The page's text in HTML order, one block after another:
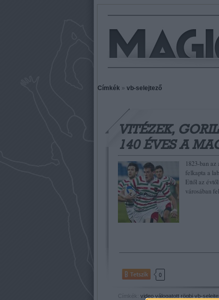
Címkék » vb-selejtező
VITÉZEK,
140 ÉVES A
1823-ban
felkapta a
Ettől az
városában
Tetszik 0
Címkék: video válogatott rögbi vb-